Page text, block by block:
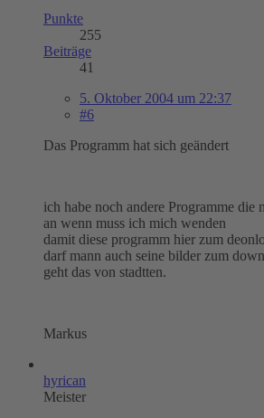
Punkte
255
Beiträge
41
5. Oktober 2004 um 22:37
#6
Das Programm hat sich geändert
ich habe noch andere Programme die
an wenn muss ich mich wenden
damit diese programm hier zum
darf mann auch seine bilder zum
geht das von stadtten.
Markus
hyrican
Meister